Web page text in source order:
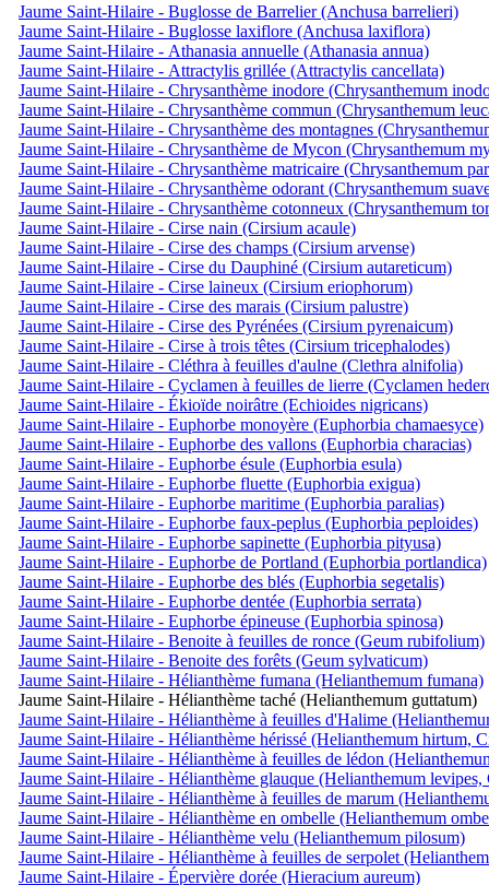
Jaume Saint-Hilaire - Buglosse de Barrelier (Anchusa barrelieri)
Jaume Saint-Hilaire - Buglosse laxiflore (Anchusa laxiflora)
Jaume Saint-Hilaire - Athanasia annuelle (Athanasia annua)
Jaume Saint-Hilaire - Attractylis grillée (Attractylis cancellata)
Jaume Saint-Hilaire - Chrysanthème inodore (Chrysanthemum
Jaume Saint-Hilaire - Chrysanthème commun (Chrysanthemum
Jaume Saint-Hilaire - Chrysanthème des montagnes
Jaume Saint-Hilaire - Chrysanthème de Mycon (Chrysanthemum
Jaume Saint-Hilaire - Chrysanthème matricaire (Chrysanthemum
Jaume Saint-Hilaire - Chrysanthème odorant (Chrysanthemum
Jaume Saint-Hilaire - Chrysanthème cotonneux (Chrysanthemum
Jaume Saint-Hilaire - Cirse nain (Cirsium acaule)
Jaume Saint-Hilaire - Cirse des champs (Cirsium arvense)
Jaume Saint-Hilaire - Cirse du Dauphiné (Cirsium autareticum)
Jaume Saint-Hilaire - Cirse laineux (Cirsium eriophorum)
Jaume Saint-Hilaire - Cirse des marais (Cirsium palustre)
Jaume Saint-Hilaire - Cirse des Pyrénées (Cirsium pyrenaicum)
Jaume Saint-Hilaire - Cirse à trois têtes (Cirsium tricephalodes)
Jaume Saint-Hilaire - Cléthra à feuilles d'aulne (Clethra alnifolia)
Jaume Saint-Hilaire - Cyclamen à feuilles de lierre (Cyclamen
Jaume Saint-Hilaire - Ékioïde noirâtre (Echioides nigricans)
Jaume Saint-Hilaire - Euphorbe monoyère (Euphorbia chamaesyce)
Jaume Saint-Hilaire - Euphorbe des vallons (Euphorbia characias)
Jaume Saint-Hilaire - Euphorbe ésule (Euphorbia esula)
Jaume Saint-Hilaire - Euphorbe fluette (Euphorbia exigua)
Jaume Saint-Hilaire - Euphorbe maritime (Euphorbia paralias)
Jaume Saint-Hilaire - Euphorbe faux-peplus (Euphorbia peploides)
Jaume Saint-Hilaire - Euphorbe sapinette (Euphorbia pityusa)
Jaume Saint-Hilaire - Euphorbe de Portland (Euphorbia portlandica)
Jaume Saint-Hilaire - Euphorbe des blés (Euphorbia segetalis)
Jaume Saint-Hilaire - Euphorbe dentée (Euphorbia serrata)
Jaume Saint-Hilaire - Euphorbe épineuse (Euphorbia spinosa)
Jaume Saint-Hilaire - Benoite à feuilles de ronce (Geum rubifolium)
Jaume Saint-Hilaire - Benoite des forêts (Geum sylvaticum)
Jaume Saint-Hilaire - Hélianthème fumana (Helianthemum fumana)
Jaume Saint-Hilaire - Hélianthème taché (Helianthemum guttatum)
Jaume Saint-Hilaire - Hélianthème à feuilles d'Halime
Jaume Saint-Hilaire - Hélianthème hérissé (Helianthemum hirtum,
Jaume Saint-Hilaire - Hélianthème à feuilles de lédon
Jaume Saint-Hilaire - Hélianthème glauque (Helianthemum levipes,
Jaume Saint-Hilaire - Hélianthème à feuilles de marum
Jaume Saint-Hilaire - Hélianthème en ombelle (Helianthemum
Jaume Saint-Hilaire - Hélianthème velu (Helianthemum pilosum)
Jaume Saint-Hilaire - Hélianthème à feuilles de serpolet
Jaume Saint-Hilaire - Épervière dorée (Hieracium aureum)